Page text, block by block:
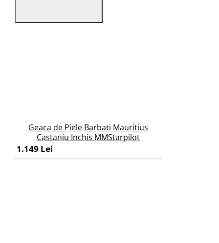
Geaca de Piele Barbati Mauritius
Castaniu Inchis MMStarpilot
1.149 Lei